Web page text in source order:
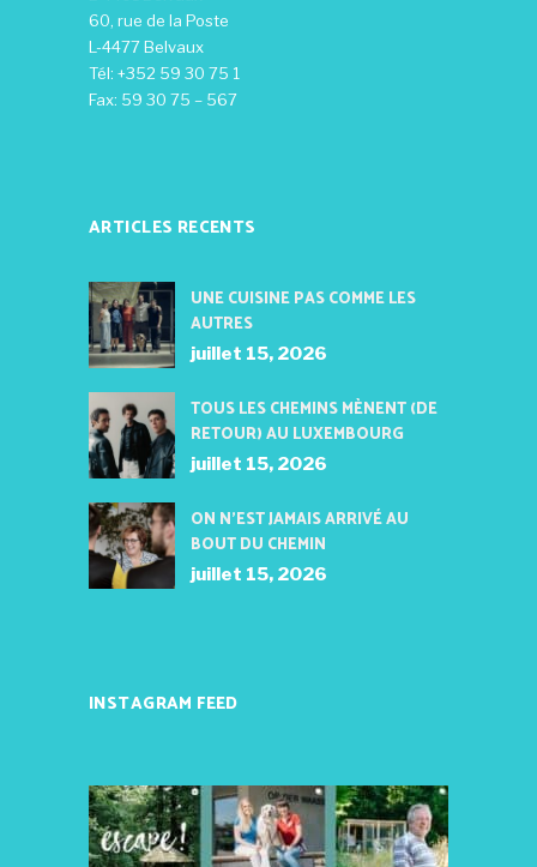
60, rue de la Poste
L-4477 Belvaux
Tél: +352 59 30 75 1
Fax: 59 30 75 – 567
ARTICLES RECENTS
UNE CUISINE PAS COMME LES
AUTRES
juillet 15, 2026
TOUS LES CHEMINS MÈNENT (DE
RETOUR) AU LUXEMBOURG
juillet 15, 2026
ON N’EST JAMAIS ARRIVÉ AU
BOUT DU CHEMIN
juillet 15, 2026
INSTAGRAM FEED